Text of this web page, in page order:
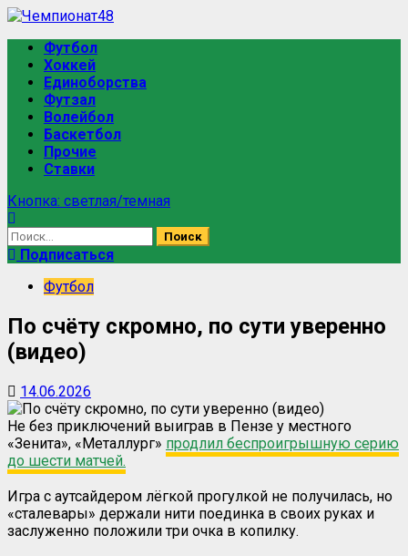
Футбол
Хоккей
Единоборства
Футзал
Волейбол
Баскетбол
Прочие
Ставки
Кнопка: светлая/темная
Подписаться
Футбол
По счёту скромно, по сути уверенно
(видео)
14.06.2026
Не без приключений выиграв в Пензе у местного
«Зенита», «Металлург» продлил беспроигрышную серию
до шести матчей.
Игра с аутсайдером лёгкой прогулкой не получилась, но
«сталевары» держали нити поединка в своих руках и
заслуженно положили три очка в копилку.